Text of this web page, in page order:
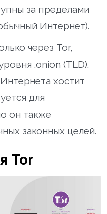
за пределами
Интернет).
через Tor,
.onion (TLD).
хостит
для
он также
законных целей.
Tor